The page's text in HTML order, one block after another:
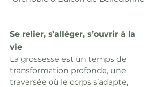
Se relier, s’alléger, s’ouvrir à la
vie
La grossesse est un temps de
transformation profonde, une
traversée où le corps s’adapte,